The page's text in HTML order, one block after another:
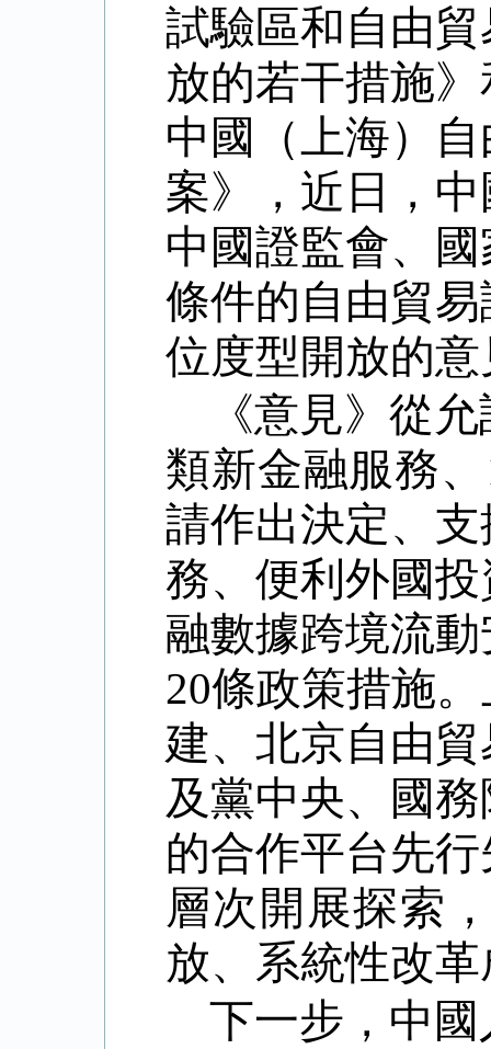
試驗區和自由
放的若干措施
中國（上海）
案》，近日，
中國證監會、
條件的自由貿
位度型開放的
《意見》從
類新金融服務、
請作出決定、
務、便利外國
融數據跨境流
20條政策措施
建、北京自由
及黨中央、國
的合作平台先
層次開展探索
放、系統性改
下一步，中